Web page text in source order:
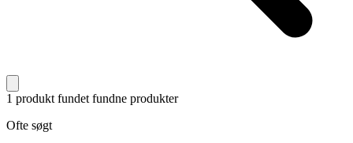
1 produkt fundet fundne produkter
Ofte søgt